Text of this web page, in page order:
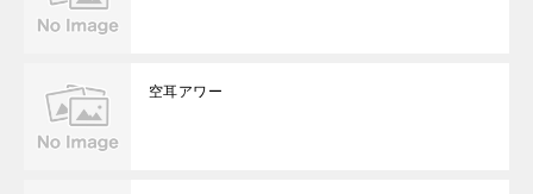
空耳アワー